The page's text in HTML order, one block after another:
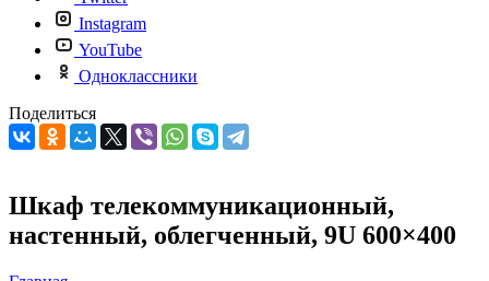
Instagram
YouTube
Одноклассники
Поделиться
Шкаф телекоммуникационный,
настенный, облегченный, 9U 600×400